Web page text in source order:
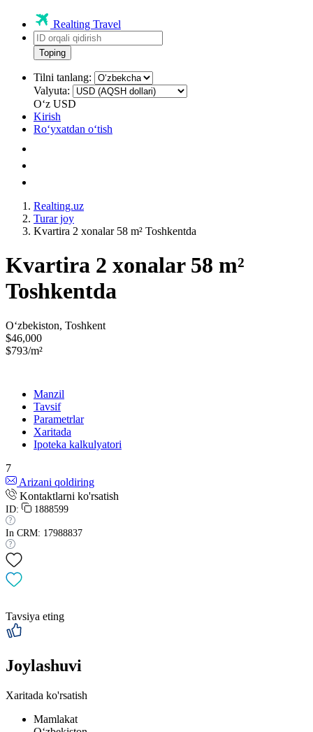
Realting Travel
Toping
Tilni tanlang:
Valyuta:
Oʻz USD
Kirish
Roʻyxatdan oʻtish
Realting.uz
Turar joy
Kvartira 2 xonalar 58 m² Toshkentda
Kvartira 2 xonalar 58 m²
Toshkentda
Oʻzbekiston, Toshkent
$46,000
$793/m²
Manzil
Tavsif
Parametrlar
Xaritada
Ipoteka kalkulyatori
7
Arizani qoldiring
Kontaktlarni ko'rsatish
ID: 1888599
In CRM: 17988837
Tavsiya eting
Joylashuvi
Xaritada ko'rsatish
Mamlakat